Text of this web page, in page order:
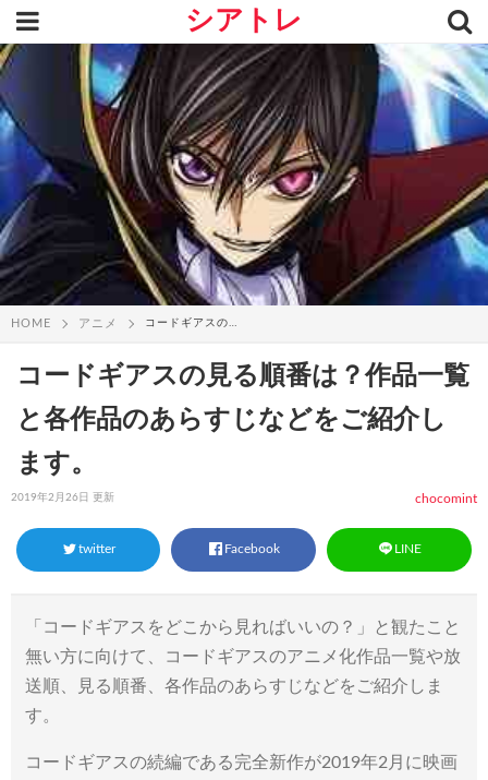
シアトレ
HOME アニメ コードギアスの見る順番は？作品一覧と各作...
コードギアスの見る順番は？作品一覧
と各作品のあらすじなどをご紹介し
ます。
2019年2月26日 更新 chocomint
twitter Facebook LINE
「コードギアスをどこから見ればいいの？」と観たこと
無い方に向けて、コードギアスのアニメ化作品一覧や放
送順、見る順番、各作品のあらすじなどをご紹介しま
す。
コードギアスの続編である完全新作が2019年2月に映画